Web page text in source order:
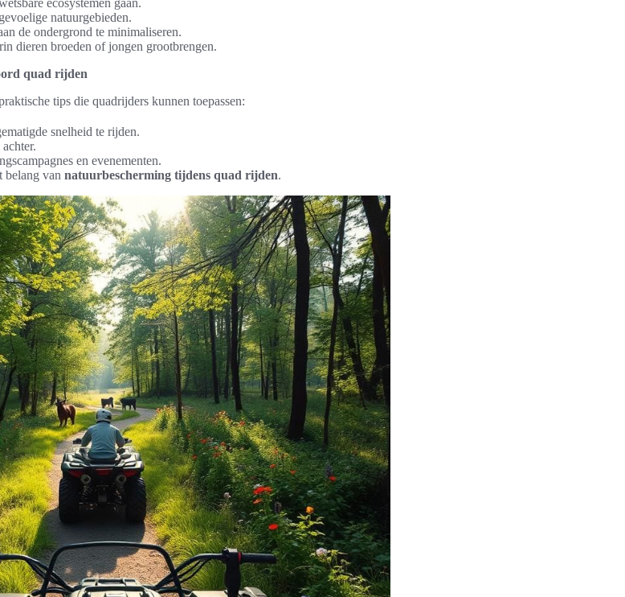
ecosystemen gaan.
natuurgebieden.
de ondergrond te minimaliseren.
dieren broeden of jongen grootbrengen.
quad rijden
tips die quadrijders kunnen toepassen:
snelheid te rijden.
en evenementen.
belang van natuurbescherming tijdens quad rijden.